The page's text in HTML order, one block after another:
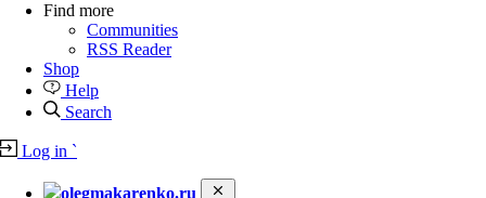
Find more
Communities
RSS Reader
Shop
Help
Search
Log in `
olegmakarenko.ru